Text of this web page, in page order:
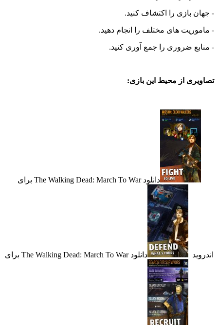
بازی را اکتشاف کنید.
های مختلف را انجام دهید.
ضروری را جمع آوری کنید.
از محیط این بازی:
دانلود The Walking Dead: March To War برای
دانلود The Walking Dead: March To War برای